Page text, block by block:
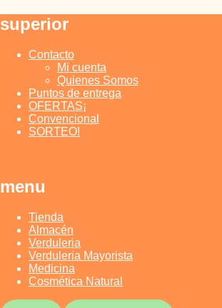
Saltar
al
superior
Contacto
Mi cuenta
Quienes Somos
Puntos de entrega
OFERTAS¡
Convencional
SORTEO!
menu
Tienda
Almacén
Verduleria
Verduleria Mayorista
Medicina
Cosmética Natural